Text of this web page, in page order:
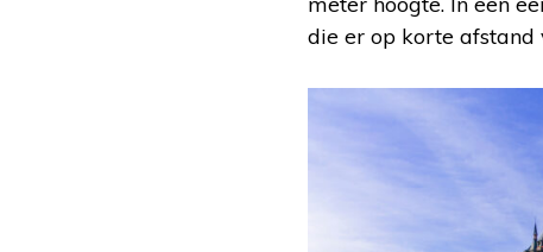
die er op korte afstand